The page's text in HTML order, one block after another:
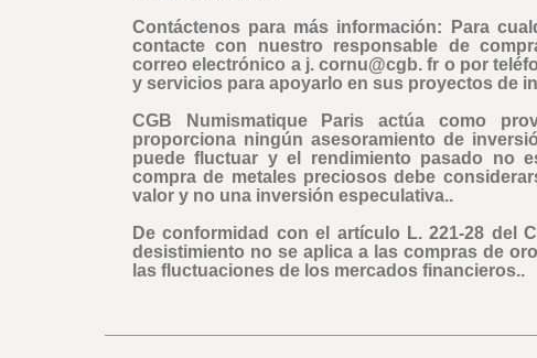
Contáctenos para más información: Para
contacte con nuestro responsable de
correo electrónico a j. cornu@cgb. fr o por
y servicios para apoyarlo en sus proyectos de
CGB Numismatique Paris actúa como
proporciona ningún asesoramiento de
puede fluctuar y el rendimiento pasado no
compra de metales preciosos debe
valor y no una inversión especulativa..
De conformidad con el artículo L. 221-28 del
desistimiento no se aplica a las compras de
las fluctuaciones de los mercados financieros..